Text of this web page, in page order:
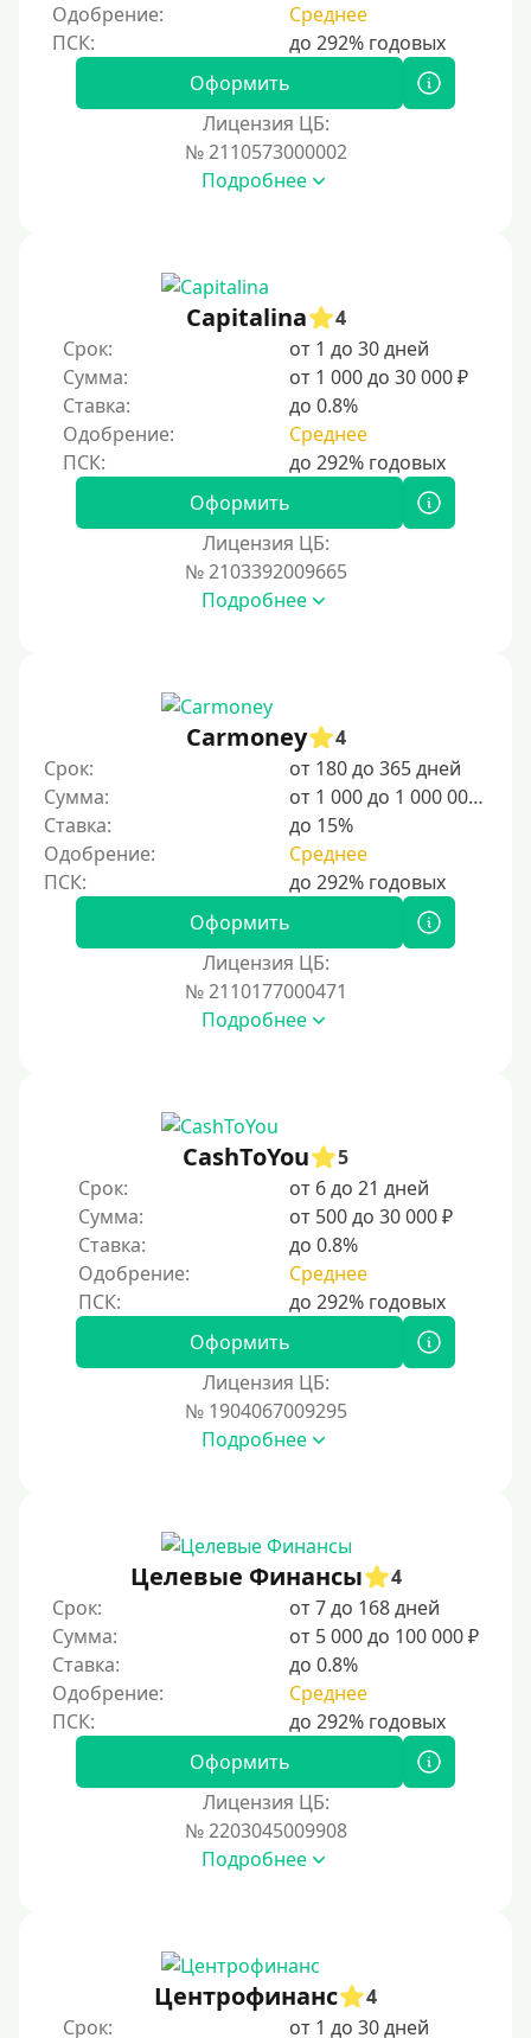
Одобрение:
Среднее
Оформить
Лицензия ЦБ:
№ 2110573000002
Подробнее
Capitalina
4
Срок:
от 1 до 30 дней
Сумма:
от 1 000 до 30 000 ₽
Ставка:
до 0.8%
Одобрение:
Среднее
Оформить
Лицензия ЦБ:
№ 2103392009665
Подробнее
Carmoney
4
Срок:
от 180 до 365 дней
Сумма:
от 1 000 до 1 000 000 ₽
Ставка:
до 15%
Одобрение:
Среднее
Оформить
Лицензия ЦБ:
№ 2110177000471
Подробнее
CashToYou
5
Срок:
от 6 до 21 дней
Сумма:
от 500 до 30 000 ₽
Ставка:
до 0.8%
Одобрение:
Среднее
Оформить
Лицензия ЦБ:
№ 1904067009295
Подробнее
Целевые Финансы
4
Срок:
от 7 до 168 дней
Сумма:
от 5 000 до 100 000 ₽
Ставка:
до 0.8%
Одобрение:
Среднее
Оформить
Лицензия ЦБ:
№ 2203045009908
Подробнее
Центрофинанс
4
Срок:
от 1 до 30 дней